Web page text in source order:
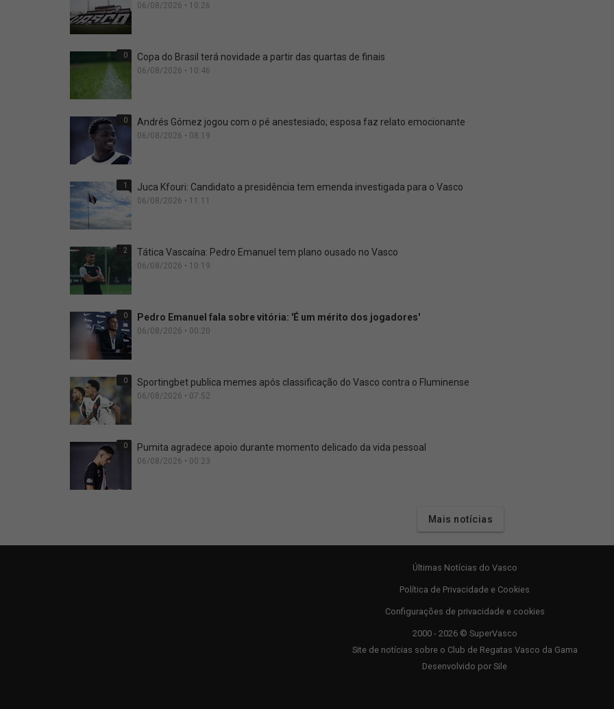
06/08/2026 • 10:26
0 Copa do Brasil terá novidade a partir das quartas de finais
06/08/2026 • 10:46
0 Andrés Gómez jogou com o pé anestesiado; esposa faz relato emocionante
06/08/2026 • 08:19
1 Juca Kfouri: Candidato a presidência tem emenda investigada para o Vasco
06/08/2026 • 11:11
2 Tática Vascaína: Pedro Emanuel tem plano ousado no Vasco
06/08/2026 • 10:19
0 Pedro Emanuel fala sobre vitória: 'É um mérito dos jogadores'
06/08/2026 • 00:20
0 Sportingbet publica memes após classificação do Vasco contra o Fluminense
06/08/2026 • 07:52
0 Pumita agradece apoio durante momento delicado da vida pessoal
06/08/2026 • 00:23
Mais notícias
Últimas Notícias do Vasco
Política de Privacidade e Cookies
Configurações de privacidade e cookies
2000 - 2026 © SuperVasco
Site de notícias sobre o Club de Regatas Vasco da Gama
Desenvolvido por Sile